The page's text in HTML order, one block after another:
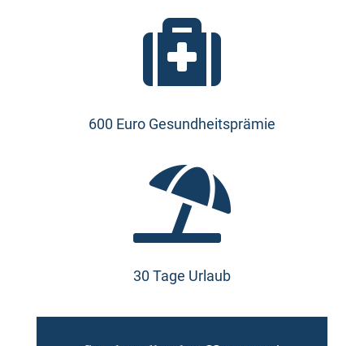

600 Euro Gesundheitsprämie

30 Tage Urlaub